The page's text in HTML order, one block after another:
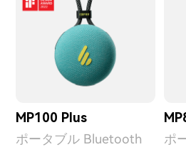
MP100 Plus
ポータブル Bluetooth
ポ